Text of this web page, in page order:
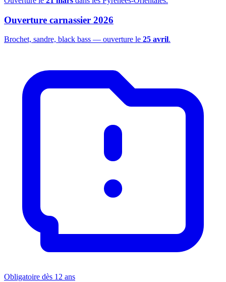
Ouverture carnassier 2026
Brochet, sandre, black bass — ouverture le 25 avril.
Obligatoire dès 12 ans